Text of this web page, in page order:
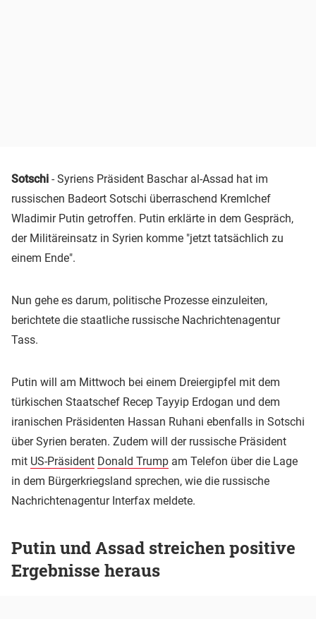
Sotschi - Syriens Präsident Baschar al-Assad hat im
russischen Badeort Sotschi überraschend Kremlchef
Wladimir Putin getroffen. Putin erklärte in dem Gespräch,
der Militäreinsatz in Syrien komme "jetzt tatsächlich zu
einem Ende".
Nun gehe es darum, politische Prozesse einzuleiten,
berichtete die staatliche russische Nachrichtenagentur
Tass.
Putin will am Mittwoch bei einem Dreiergipfel mit dem
türkischen Staatschef Recep Tayyip Erdogan und dem
iranischen Präsidenten Hassan Ruhani ebenfalls in Sotschi
über Syrien beraten. Zudem will der russische Präsident
mit US-Präsident Donald Trump am Telefon über die Lage
in dem Bürgerkriegsland sprechen, wie die russische
Nachrichtenagentur Interfax meldete.
Putin und Assad streichen positive
Ergebnisse heraus